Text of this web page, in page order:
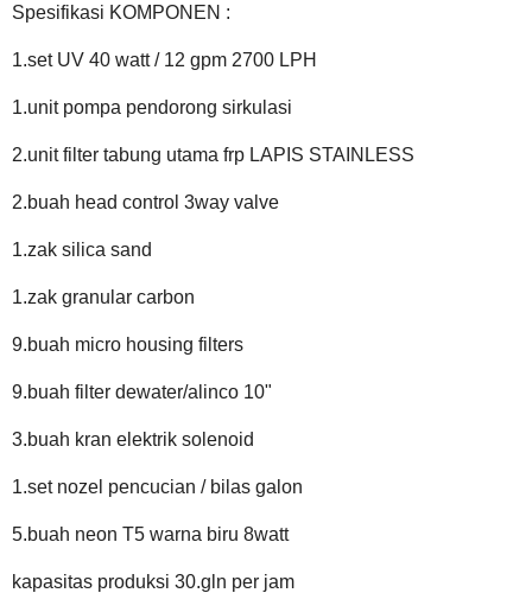
Spesifikasi KOMPONEN :
1.set UV 40 watt / 12 gpm 2700 LPH
1.unit pompa pendorong sirkulasi
2.unit filter tabung utama frp LAPIS STAINLESS
2.buah head control 3way valve
1.zak silica sand
1.zak granular carbon
9.buah micro housing filters
9.buah filter dewater/alinco 10"
3.buah kran elektrik solenoid
1.set nozel pencucian / bilas galon
5.buah neon T5 warna biru 8watt
kapasitas produksi 30.gln per jam